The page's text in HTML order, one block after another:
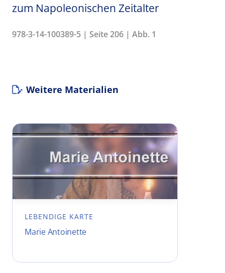
zum Napoleonischen Zeitalter
978-3-14-100389-5 | Seite 206 | Abb. 1
Weitere Materialien
LEBENDIGE KARTE
Marie Antoinette